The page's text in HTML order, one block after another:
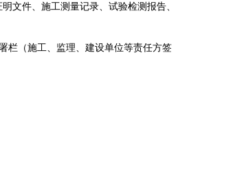
文件、施工测量记录、试验检测报告、
栏（施工、监理、建设单位等责任方签